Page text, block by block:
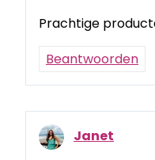
Prachtige
Beantwoorden
Janet